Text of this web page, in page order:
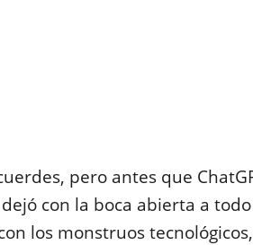
pero antes que
con la boca abierta a
los monstruos